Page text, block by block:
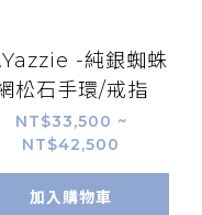
-純銀蜘蛛
松石手環/戒指
NT$33,500 ~
NT$42,500
加入購物車